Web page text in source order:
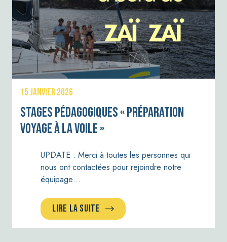
15 JANVIER 2026
Stages pédagogiques « préparation
voyage à la voile »
UPDATE : Merci à toutes les personnes qui
nous ont contactées pour rejoindre notre
équipage…
LIRE LA SUITE